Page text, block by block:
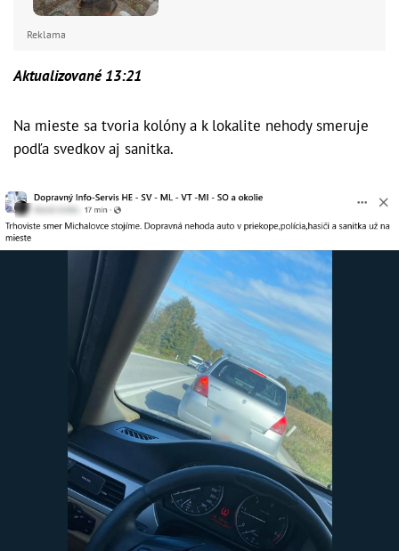
Reklama
Aktualizované 13:21
Na mieste sa tvoria kolóny a k lokalite nehody smeruje
podľa svedkov aj sanitka.